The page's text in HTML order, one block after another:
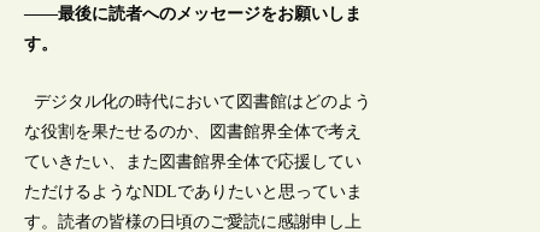
――最後に読者へのメッセージをお願いしま
す。
デジタル化の時代において図書館はどのよう
な役割を果たせるのか、図書館界全体で考え
ていきたい、また図書館界全体で応援してい
ただけるようなNDLでありたいと思っていま
す。読者の皆様の日頃のご愛読に感謝申し上